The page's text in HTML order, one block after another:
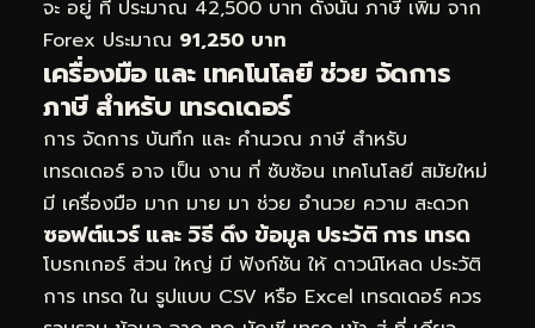
จะ อยู่ ที่ ประมาณ 42,500 บาท ดังนั้น ภาษี เพิ่ม จาก
Forex ประมาณ 91,250 บาท
เครื่องมือ และ เทคโนโลยี ช่วย จัดการ
ภาษี สำหรับ เทรดเดอร์
การ จัดการ บันทึก และ คำนวณ ภาษี สำหรับ
เทรดเดอร์ อาจ เป็น งาน ที่ ซับซ้อน เทคโนโลยี สมัยใหม่
มี เครื่องมือ มาก มาย มา ช่วย อำนวย ความ สะดวก
ซอฟต์แวร์ และ วิธี ดึง ข้อมูล ประวัติ การ เทรด
โบรกเกอร์ ส่วน ใหญ่ มี ฟังก์ชัน ให้ ดาวน์โหลด ประวัติ
การ เทรด ใน รูปแบบ CSV หรือ Excel เทรดเดอร์ ควร